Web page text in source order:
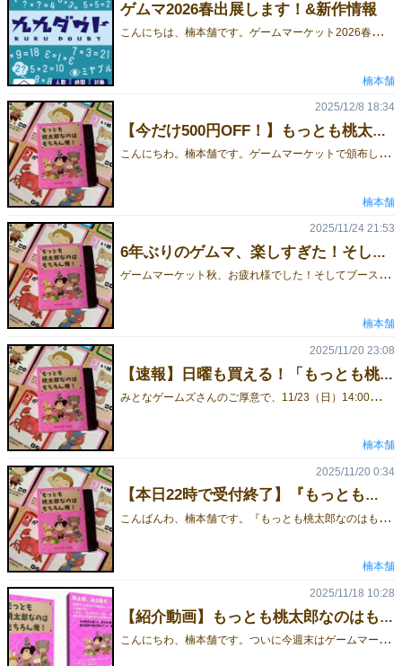
ゲムマ2026春出展します！&新作情報
こ
んにちは、楠本舗です。ゲームマーケット2026春ですが……無事、当選しました！そして現在、新作を制作中です。タイトルは 「九九ダウト」。ファブフィブをベースにした、サクッと遊べるブラフゲームです。個人的にも、なかなか好みの仕上がりになっています。今後、ゲーム内容や制作の裏話など、少しずつ情報を出していく予定です。引き続き、よろしくお願いします！
楠本舗
【今だけ500円OFF！】もっとも桃太郎なのはもちろん俺！【年末セール】
こ
んにちわ。楠本舗です。ゲームマーケットで頒布し、ご好評いただいた**「もっとも桃太郎なのはもちろん俺！」**が――年末限定！500円OFF！！通常1,500円 → 1,000円（ドーンと500円引き！）ルールはカンタン、カードを引いて出すだけ。でも盛り上がりは本気！家族でも、友達でも、年末年始に「とりあえずコレ！」な一本です。この価格で買えるのは【12/21まで】逃したら次はありません！在庫があるうちに、ぜひゲットしてください！▼ 今すぐチェック！【通販はこちら】リンク▼ ゲームの詳細はこちらリンク
2025/12/8 18:34
楠本舗
6年ぶりのゲムマ、楽しすぎた！そして通販＆新作が始まります！
ゲ
ームマーケット秋、お疲れ様でした！そしてブースにお越しくださった皆さま、本当にありがとうございました。6年ぶりの出展でしたが……めちゃくちゃ楽しかったです！12時前にも関わらず予約品を受け取りに来てくださった方、6年ぶりなのに差し入れを持ってきてくれた昔の出展仲間、旧作を覚えていて声をかけてくださった方、ゲーム紹介でお世話になったお忍びのVTuberさん、声は知ってるけど、顔は知らないお茶会仲間、そして、やっと出会えた楠仲間笑今回もたくさんの温かい出会いがありました。やっぱり「人とのつながりこそ、ゲムマの醍醐味」ですね。📦「もっとも桃太郎なのはもちろん俺！」通販開始しました！関東に来れなくて諦めていた方も、どうぞご安心を！全国どこからでもご購入いただけます。👉 通販ページはこちら 🆕 新作「九九ダウト（仮）」制作中！現在、ゲムマ春に向けて新作を鋭意制作中です。大好きなファブフィブをベースにした、短時間で遊べるブラフゲームを目指しています。続報をお楽しみに！乞うご期待！
2025/11/24 21:53
楠本舗
【速報】日曜も買える！「もっとも桃太郎なのはもちろん俺！」1時間限定で委託販売が決定！
み
となゲームズさんのご厚意で、11/23（日）14:00〜15:00の1時間限定でK33（みとなゲームズ）ブースにて 「もっとも桃太郎なのはもちろん俺！」を委託販売させていただけることになりました！数量は 限定10個！「土曜は行けないから買えない…」と諦めていた方も、日曜に入手できます！ 📢 日曜受取の“予約”も受付スタート！受け取り予約をご希望の方は、X（楠本舗アカウント）のDM にご連絡ください。●受付期限：11/22 23:59 まで●先着順確実に手に入れたい方は、ぜひご予約ください！
2025/11/20 23:08
楠本舗
【本日22時で受付終了】『もっとも桃太郎なのはもちろん俺！』予約ラストチャンス！
こ
んばんわ、楠本舗です。『もっとも桃太郎なのはもちろん俺！』に、予想以上に多くのご予約をいただいており、作者として本当に嬉しく思っています。ご予約くださった皆さま、誠にありがとうございます！ゲームマーケットまで、残すところあと2日。そして 本日22時をもって予約受付を締め切り とさせていただきます。本作は10年ぶりのリメイクで、前作よりも 遊びやすく・楽しく・テンポよく なるよう改良を重ねた自信作です。まだ予約は間に合います！確実に入手したい方は、ぜひお早めにご予約ください！▼ 予約フォーム▼ なぜ6年ぶりに戻り、10年ぶりに『ももも』を作り直したのか？▼ ゲーム紹介ページ
2025/11/20 0:34
楠本舗
【紹介動画】もっとも桃太郎なのはもちろん俺！
こ
んにちわ、楠本舗です。ついに今週末はゲームマーケット！いよいよ開催が迫ってきて、ワクワクが止まりません。きっと皆さんも、気になるゲームの情報を集めている頃かと思います。そこで今回、「もっとも桃太郎なのはもちろん俺！」の紹介動画を作成しました！この動画を見れば ルールが1分で丸わかり。サクッと気軽に見られる内容になっています。ぜひイベント前にチェックしてみて下さい！👉 ゲーム詳細はこちら
2025/11/18 10:28